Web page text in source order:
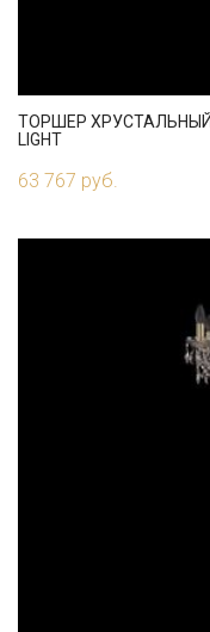
ТОРШЕР ХРУСТАЛЬНЫЙ
LIGHT
63 767 руб.